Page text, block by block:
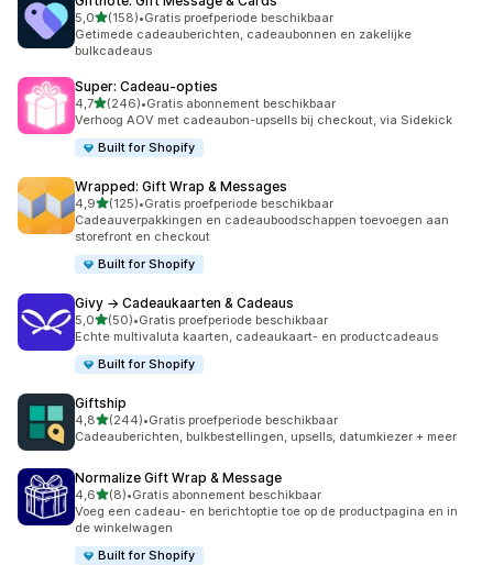
5,0van 5 sterren
(158)
158 recensies in totaal
•Gratis proefperiode beschikbaar
Getimede cadeauberichten, cadeaubonnen en zakelijke
bulkcadeaus
Super: Cadeau‑opties
4,7van 5 sterren
(246)
246 recensies in totaal
•Gratis abonnement beschikbaar
Verhoog AOV met cadeaubon-upsells bij checkout, via Sidekick
Built for Shopify
Wrapped: Gift Wrap & Messages
4,9van 5 sterren
(125)
125 recensies in totaal
•Gratis proefperiode beschikbaar
Cadeauverpakkingen en cadeauboodschappen toevoegen aan
storefront en checkout
Built for Shopify
Givy → Cadeaukaarten & Cadeaus
5,0van 5 sterren
(50)
50 recensies in totaal
•Gratis proefperiode beschikbaar
Echte multivaluta kaarten, cadeaukaart- en productcadeaus
Built for Shopify
Giftship
4,8van 5 sterren
(244)
244 recensies in totaal
•Gratis proefperiode beschikbaar
Cadeauberichten, bulkbestellingen, upsells, datumkiezer + meer
Normalize Gift Wrap & Message
4,6van 5 sterren
(8)
8 recensies in totaal
•Gratis abonnement beschikbaar
Voeg een cadeau- en berichtoptie toe op de productpagina en in
de winkelwagen
Built for Shopify